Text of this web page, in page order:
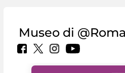
Museo di